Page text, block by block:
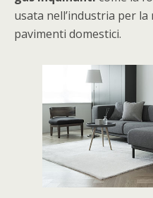
usata nell’industria per
pavimenti domestici.